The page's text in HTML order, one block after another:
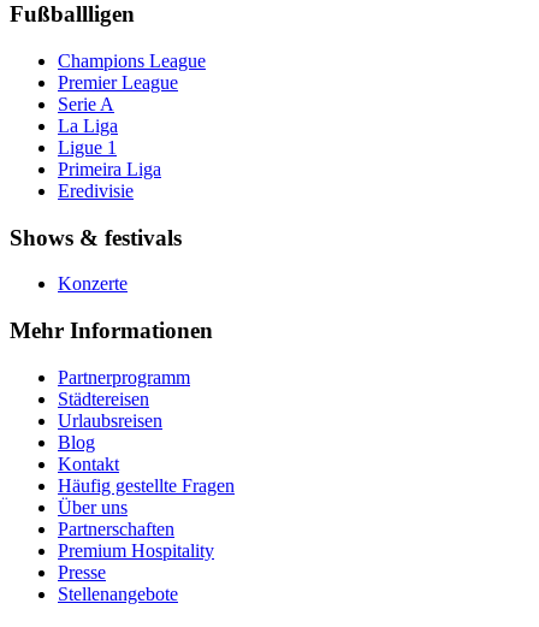
Fußballligen
Champions League
Premier League
Serie A
La Liga
Ligue 1
Primeira Liga
Eredivisie
Shows & festivals
Konzerte
Mehr Informationen
Partnerprogramm
Städtereisen
Urlaubsreisen
Blog
Kontakt
Häufig gestellte Fragen
Über uns
Partnerschaften
Premium Hospitality
Presse
Stellenangebote